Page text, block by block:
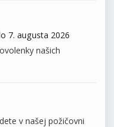
7. augusta 2026
našich
v našej požičovni